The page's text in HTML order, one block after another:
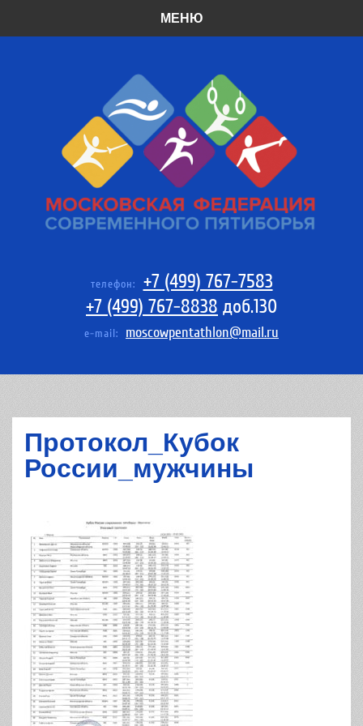
МЕНЮ
телефон:
+7 (499) 767-7583
+7 (499) 767-8838 доб.130
e-mail: moscowpentathlon@mail.ru
Протокол_Кубок
России_мужчины